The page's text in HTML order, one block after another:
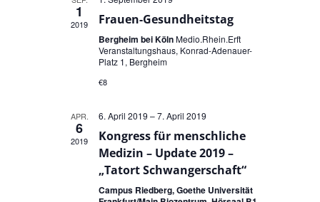
1
2019 Frauen-Gesundheitstag
Bergheim bei KölnMedio.Rhein.Erft
Veranstaltungshaus, Konrad-Adenauer-
Platz 1, Bergheim
€8
APR.
6
2019
6. April 2019 –7. April 2019
Kongress für menschliche
Medizin – Update 2019 –
„Tatort Schwangerschaft“
Campus Riedberg, Goethe Universität